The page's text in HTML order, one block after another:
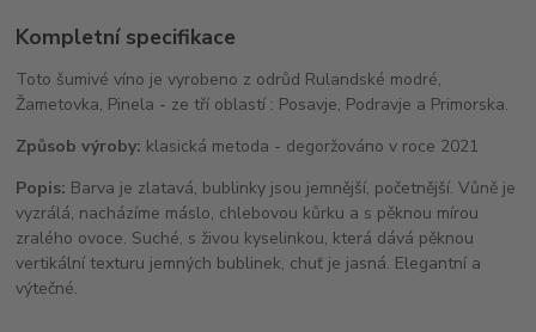
Kompletní specifikace
Toto šumivé víno je vyrobeno z odrůd Rulandské modré,
Žametovka, Pinela - ze tří oblastí : Posavje, Podravje a Primorska.
Způsob výroby: klasická metoda - degoržováno v roce 2021
Popis: Barva je zlatavá, bublinky jsou jemnější, početnější. Vůně je
vyzrálá, nacházíme máslo, chlebovou kůrku a s pěknou mírou
zralého ovoce. Suché, s živou kyselinkou, která dává pěknou
vertikální texturu jemných bublinek, chuť je jasná. Elegantní a
výtečné.